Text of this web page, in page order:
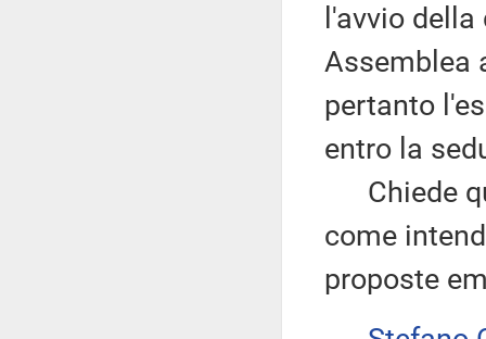
l'avvio
Assemblea
pertanto
entro la
Chiede
come
proposte